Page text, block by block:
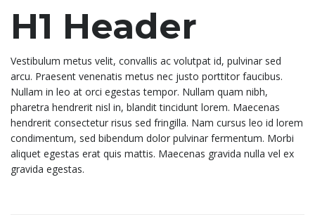
H1 Header
Vestibulum metus velit, convallis ac volutpat id, pulvinar sed
arcu. Praesent venenatis metus nec justo porttitor faucibus.
Nullam in leo at orci egestas tempor. Nullam quam nibh,
pharetra hendrerit nisl in, blandit tincidunt lorem. Maecenas
hendrerit consectetur risus sed fringilla. Nam cursus leo id lorem
condimentum, sed bibendum dolor pulvinar fermentum. Morbi
aliquet egestas erat quis mattis. Maecenas gravida nulla vel ex
gravida egestas.